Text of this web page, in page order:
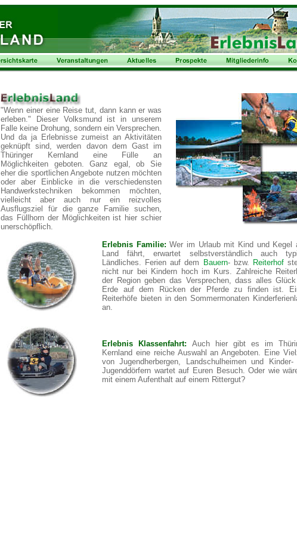
"Wenn einer eine Reise tut, dann kann er was
erleben." Dieser Volksmund ist in unserem
Falle keine Drohung, sondern ein Versprechen.
Und da ja Erlebnisse zumeist an Aktivitäten
geknüpft sind, werden davon dem Gast im
Thüringer Kernland eine Fülle an
Möglichkeiten geboten. Ganz egal, ob Sie
eher die sportlichen Angebote nutzen möchten
oder aber Einblicke in die verschiedensten
Handwerkstechniken bekommen möchten,
vielleicht aber auch nur ein reizvolles
Ausflugsziel für die ganze Familie suchen,
das Füllhorn der Möglichkeiten ist hier schier
unerschöpflich.
Erlebnis Familie: Wer im Urlaub mit Kind und Kegel
Land fährt, erwartet selbstverständlich auch
Ländliches. Ferien auf dem
Bauern- bzw. Reiterhof
nicht nur bei Kindern hoch im Kurs. Zahlreiche
der Region geben das Versprechen, dass alles
Erde auf dem Rücken der Pferde zu finden ist.
Reiterhöfe bieten in den Sommermonaten
an.
Erlebnis Klassenfahrt:
Auch hier gibt es im
Kernland eine reiche Auswahl an Angeboten. Eine
von Jugendherbergen, Landschulheimen und Kinder-
Jugenddörfern wartet auf Euren Besuch. Oder wie
mit einem Aufenthalt auf einem Rittergut?